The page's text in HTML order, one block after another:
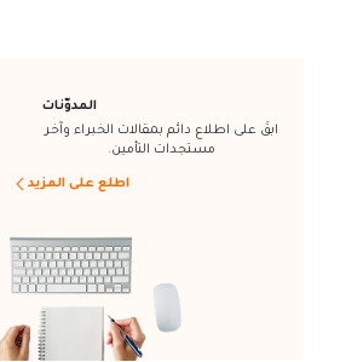
المدوّنات
ابقَ على اطلاع دائم بمقالات الخبراء وآخر
مستجدات التأمين.
اطلع على المزيد